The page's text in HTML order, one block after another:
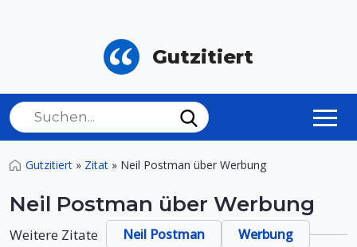
Gutzitiert
Gutzitiert » Zitat » Neil Postman über Werbung
Neil Postman über Werbung
Weitere Zitate Neil Postman Werbung